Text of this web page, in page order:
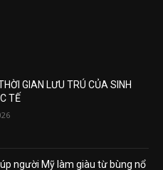
GIAN LƯU TRÚ CỦA SINH
TẾ
người Mỹ làm giàu từ bùng nổ